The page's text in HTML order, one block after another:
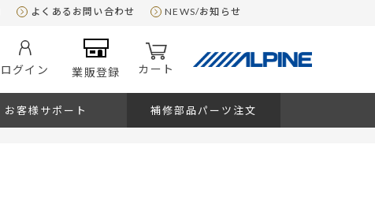
よくあるお問い合わせ NEWS/お知らせ
ログイン 業販登録 カート
お客様サポート 補修部品パーツ注文